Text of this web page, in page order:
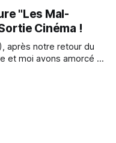
des films. Une
"Les Mal-
Cinéma !
après notre retour du
et moi avons amorcé la